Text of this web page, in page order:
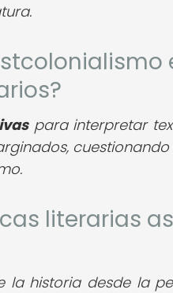
para interpretar
literarias
la historia desde la